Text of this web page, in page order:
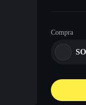
Compra